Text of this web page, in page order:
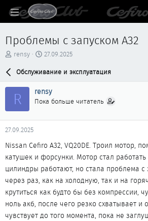
Проблемы с запуском А32
А
р
т
м
ы
rensy
Д
т
н
а
а
27.09.2025
Обслуживание и эксплуатация
R rensy
Пока больше читатель
27.09.2025
Nissan Cefiro A32, VQ20DE. Троил мотор,
катушек и форсунки. Мотор стал
цилиндры работают, но стала проблема с
через раз, как на холодную, так и на
крутиться как будто бы без компрессии,
ноль акб, после чего резко схватывает и
чувствует до того момента, пока не